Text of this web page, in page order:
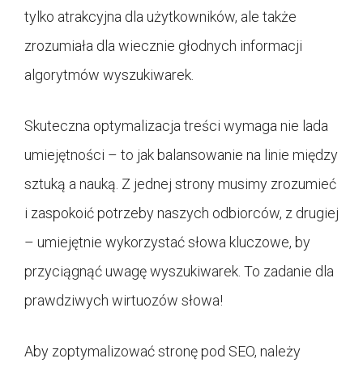
tylko atrakcyjna dla użytkowników, ale także
zrozumiała dla wiecznie głodnych informacji
algorytmów wyszukiwarek.
Skuteczna optymalizacja treści wymaga nie lada
umiejętności – to jak balansowanie na linie między
sztuką a nauką. Z jednej strony musimy zrozumieć
i zaspokoić potrzeby naszych odbiorców, z drugiej
– umiejętnie wykorzystać słowa kluczowe, by
przyciągnąć uwagę wyszukiwarek. To zadanie dla
prawdziwych wirtuozów słowa!
Aby zoptymalizować stronę pod SEO, należy